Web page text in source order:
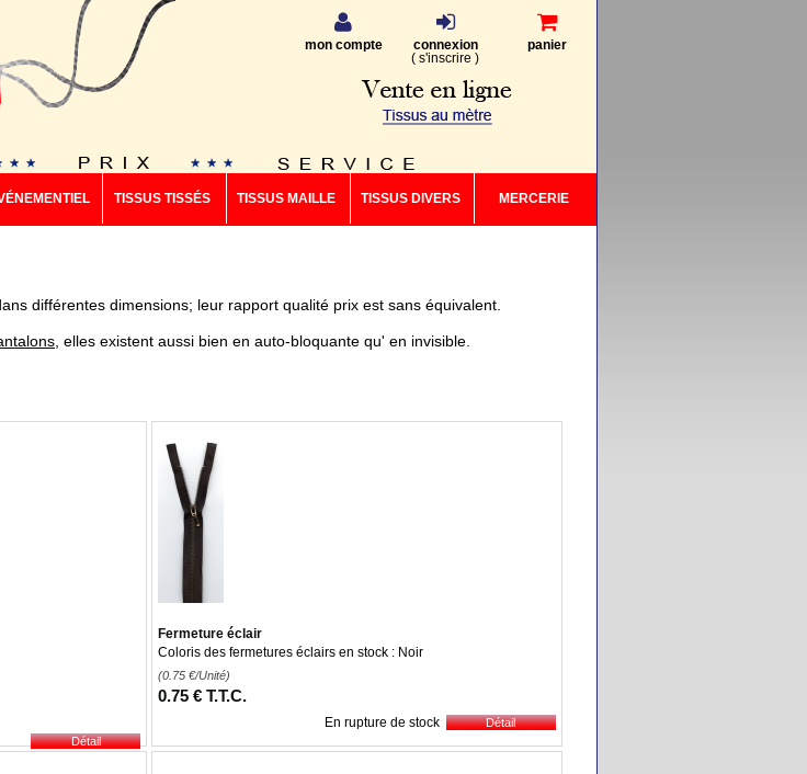
mon compte
connexion
( s'inscrire )
panier
TISSUS TISSÉS TISSUS MAILLE TISSUS DIVERS MERCERIE
différentes dimensions; leur rapport qualité prix est sans équivalent.
, elles existent aussi bien en auto-bloquante qu' en invisible.
Fermeture éclair
Coloris des fermetures éclairs en stock : Noir
(0.75€/Unité)
0.75 € T.T.C.
En rupture de stock